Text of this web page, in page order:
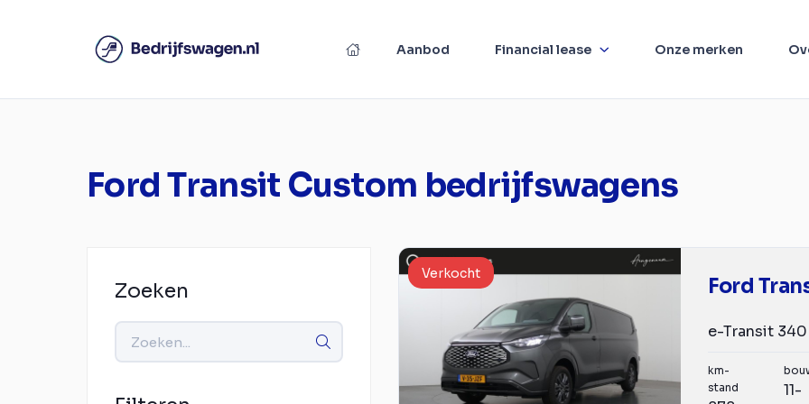
Aanbod Financial lease Onze merken
Ford Transit Custom bedrijfswagens
Zoeken
Verkocht
Ford
km-
stand
11-